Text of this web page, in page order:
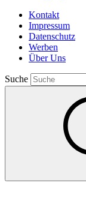
Kontakt
Impressum
Datenschutz
Werben
Über Uns
Suche